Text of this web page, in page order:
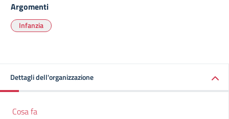
Argomenti
Infanzia
Dettagli dell'organizzazione
Cosa fa